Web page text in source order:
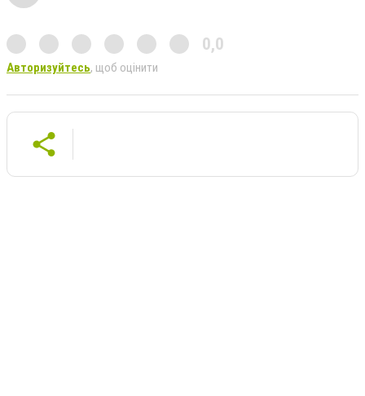
0,0
Авторизуйтесь, щоб оцінити